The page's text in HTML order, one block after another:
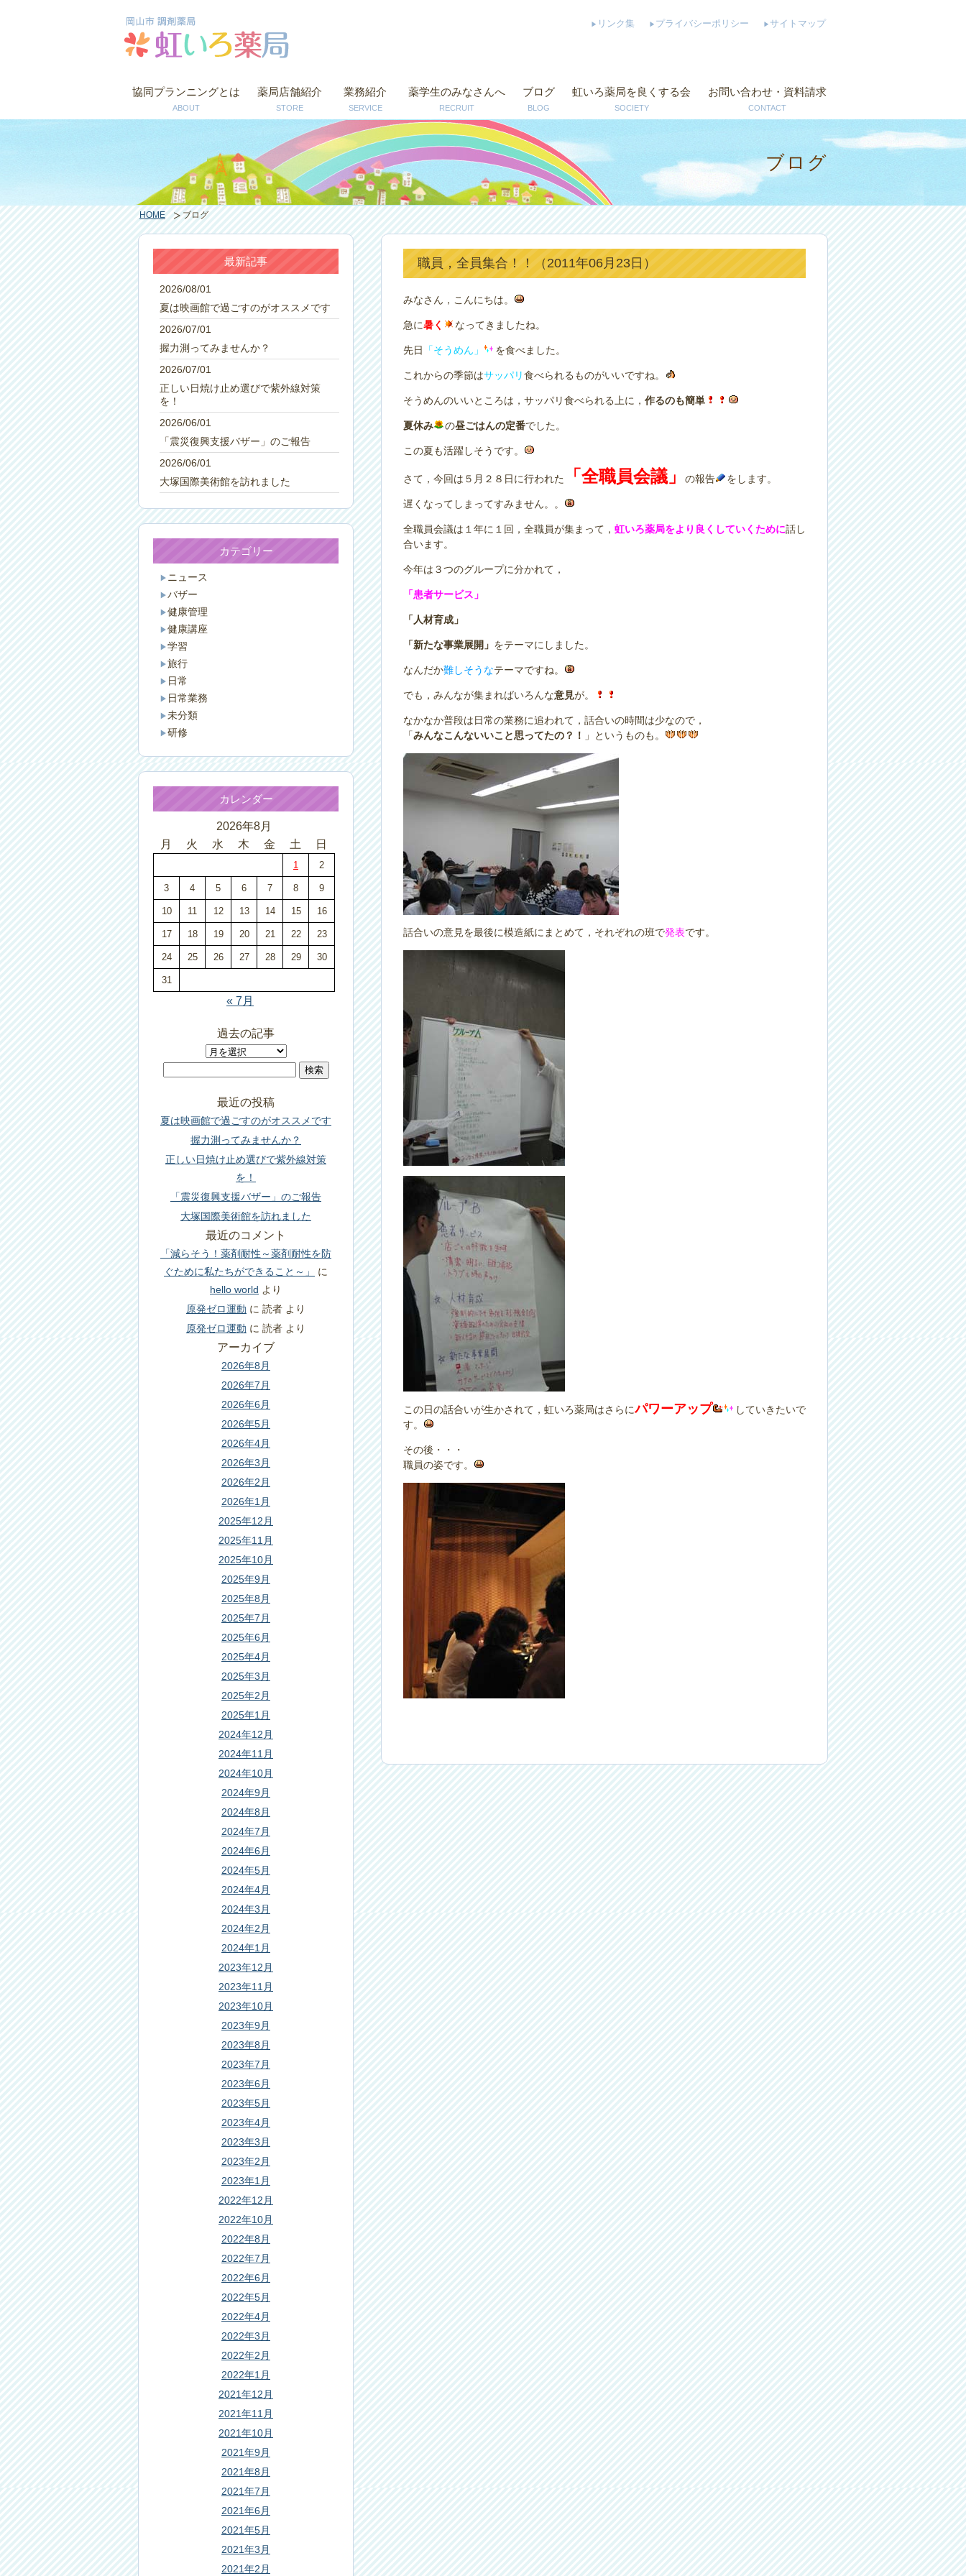
リンク集 プライバシーポリシー サイトマップ
協同プランニングとは
ABOUT
薬局店舗紹介
STORE
業務紹介
SERVICE
薬学生のみなさんへ
RECRUIT
ブログ
BLOG
虹いろ薬局を良くする会
SOCIETY
お問い合わせ・資料請求
CONTACT
ブログ
HOME ブログ
職員，全員集合！！（2011年06月23日）
みなさん，こんにちは。
急に暑く なってきましたね。
先日 「そうめん」 を食べました。
これからの季節はサッパリ食べられるものがいいですね。
そうめんのいいところは，サッパリ食べられる上に， 作るのも簡単
夏休み の昼ごはんの定番でした。
この夏も活躍しそうです。
さて，今回は５月２８日に行われた 「全職員会議」 の報告 をします。
遅くなってしまってすみません。。
全職員会議は１年に１回，全職員が集まって， 虹いろ薬局をより良くしていくために話し
合います。
今年は３つのグループに分かれて，
「患者サービス」
「人材育成」
「新たな事業展開」 をテーマにしました。
なんだか難しそうなテーマですね。
でも，みんなが集まればいろんな意見が。
なかなか普段は日常の業務に追われて，話合いの時間は少なので，
「みんなこんないいこと思ってたの？！ 」というものも。
話合いの意見を最後に模造紙にまとめて，それぞれの班で発表です。
この日の話合いが生かされて，虹いろ薬局はさらにパワーアップ
していきたいで
す。
その後・・・
職員の姿です。
最新記事
2026/08/01
夏は映画館で過ごすのがオススメです
2026/07/01
握力測ってみませんか？
2026/07/01
正しい日焼け止め選びで紫外線対策
を！
2026/06/01
「震災復興支援バザー」のご報告
2026/06/01
大塚国際美術館を訪れました
カテゴリー
ニュース
バザー
健康管理
健康講座
学習
旅行
日常
日常業務
未分類
研修
カレンダー
2026年8月
月
火 水 木 金 土 日
1 2
3 4 5 6 7 8 9
10 11 12 13 14 15 16
17 18 19 20 21 22 23
24 25 26 27 28 29 30
31
« 7月
過去の記事
過
事
最近の投稿
夏は映画館で過ごすのがオススメです
握力測ってみませんか？
正しい日焼け止め選びで紫外線対策
を！
「震災復興支援バザー」のご報告
大塚国際美術館を訪れました
最近のコメント
「減らそう！薬剤耐性～薬剤耐性を防
ぐために私たちができること～」
に
hello world より
原発ゼロ運動 に 読者 より
原発ゼロ運動 に 読者 より
アーカイブ
2026年8月
2026年7月
2026年6月
2026年5月
2026年4月
2026年3月
2026年2月
2026年1月
2025年12月
2025年11月
2025年10月
2025年9月
2025年8月
2025年7月
2025年6月
2025年4月
2025年3月
2025年2月
2025年1月
2024年12月
2024年11月
2024年10月
2024年9月
2024年8月
2024年7月
2024年6月
2024年5月
2024年4月
2024年3月
2024年2月
2024年1月
2023年12月
2023年11月
2023年10月
2023年9月
2023年8月
2023年7月
2023年6月
2023年5月
2023年4月
2023年3月
2023年2月
2023年1月
2022年12月
2022年10月
2022年8月
2022年7月
2022年6月
2022年5月
2022年4月
2022年3月
2022年2月
2022年1月
2021年12月
2021年11月
2021年10月
2021年9月
2021年8月
2021年7月
2021年6月
2021年5月
2021年3月
2021年2月